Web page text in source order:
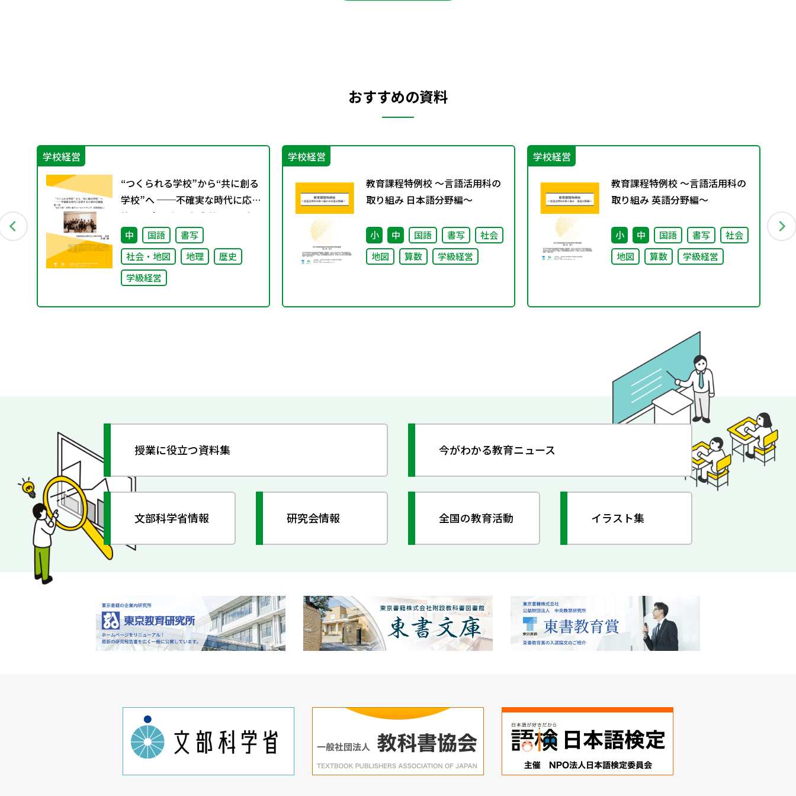
おすすめの資料
学校経営
“つくられる学校”から“共に創る
学校”へ ──不確実な時代に応
答する小津中の実践 第一回 “当
たり前”を問い直すルールメイキ
ング（校則見直し）
中 国語
書写
社会・地図
地理
歴史
学級経営
学校経営
教育課程特例校 ～言語活用科の
取り組み 日本語分野編～
小 中 国語 書写
社会
地図
算数 学級経営
学校経営
教育課程特例校 ～言語活用科の
取り組み 英語分野編～
小 中 国語 書写
社会
地図
算数 学級経営
授業に役立つ資料集 今がわかる教育ニュース
文部科学省情報 研究会情報 全国の教育活動 イラスト集